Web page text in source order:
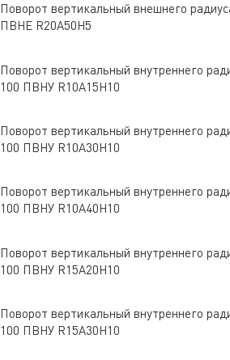
Поворот вертикальный внешнего
ПВНЕ R20A50H5
Поворот вертикальный внутреннего
100 ПВНУ R10A15H10
Поворот вертикальный внутреннего
100 ПВНУ R10A30H10
Поворот вертикальный внутреннего
100 ПВНУ R10A40H10
Поворот вертикальный внутреннего
100 ПВНУ R15A20H10
Поворот вертикальный внутреннего
100 ПВНУ R15A30H10